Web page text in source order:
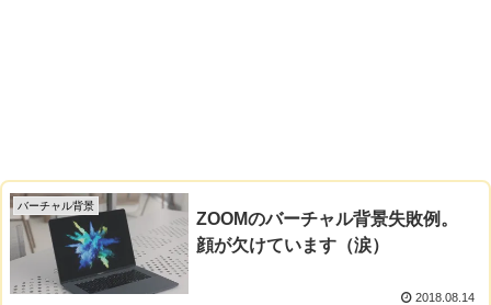
バーチャル背景
ZOOMのバーチャル背景失敗例。
顔が欠けています（涙）
2018.08.14